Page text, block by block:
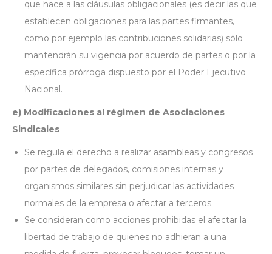
que hace a las cláusulas obligacionales (es decir las que
establecen obligaciones para las partes firmantes,
como por ejemplo las contribuciones solidarias) sólo
mantendrán su vigencia por acuerdo de partes o por la
específica prórroga dispuesto por el Poder Ejecutivo
Nacional.
e) Modificaciones al régimen de Asociaciones
Sindicales
Se regula el derecho a realizar asambleas y congresos
por partes de delegados, comisiones internas y
organismos similares sin perjudicar las actividades
normales de la empresa o afectar a terceros.
Se consideran como acciones prohibidas el afectar la
libertad de trabajo de quienes no adhieran a una